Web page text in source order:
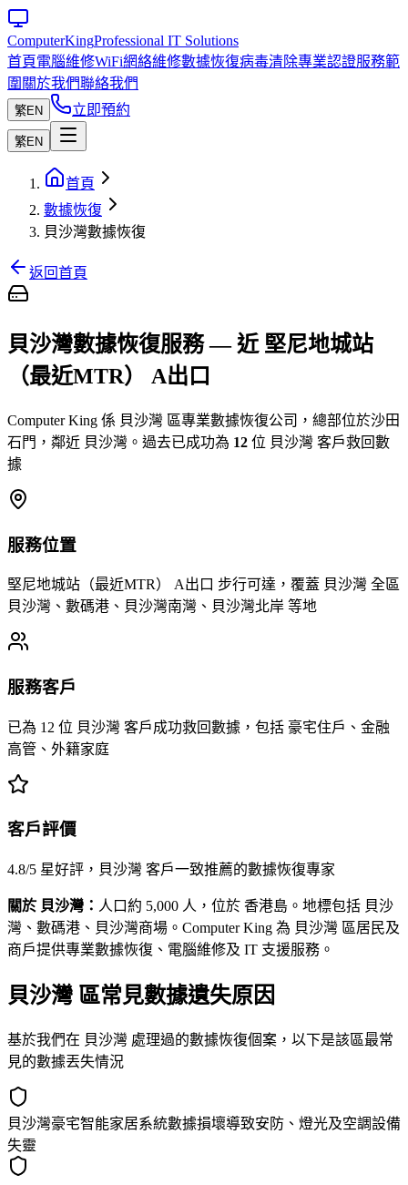
ComputerKingProfessional IT Solutions
首頁電腦維修WiFi網絡維修數據恢復病毒清除專業認證服務範
圍 關於我們聯絡我們
繁EN 立即預約
繁EN
首頁
數據恢復
貝沙灣數據恢復
返回首頁
貝沙灣數據恢復服務 — 近 堅尼地城站
（最近MTR） A出口
Computer King 係 貝沙灣 區專業數據恢復公司，總部位於沙田
石門，鄰近 貝沙灣。過去已成功為 12 位 貝沙灣 客戶救回數
據
服務位置
堅尼地城站（最近MTR） A出口 步行可達，覆蓋 貝沙灣 全區
貝沙灣、數碼港、貝沙灣南灣、貝沙灣北岸 等地
服務客戶
已為 12 位 貝沙灣 客戶成功救回數據，包括 豪宅住戶、金融
高管、外籍家庭
客戶評價
4.8/5 星好評，貝沙灣 客戶一致推薦的數據恢復專家
關於 貝沙灣： 人口約 5,000 人，位於 香港島。地標包括 貝沙
灣、數碼港、貝沙灣商場。Computer King 為 貝沙灣 區居民及
商戶提供專業數據恢復、電腦維修及 IT 支援服務。
貝沙灣 區常見數據遺失原因
基於我們在 貝沙灣 處理過的數據恢復個案，以下是該區最常
見的數據丟失情況
貝沙灣豪宅智能家居系統數據損壞導致安防、燈光及空調設備
失靈